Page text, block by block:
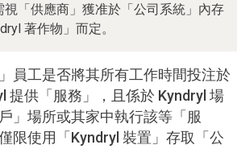
視「供應商」獲准於「公司系統」內存
著作物」而定。
」員工是否將其所有工作時間投注於
提供「服務」，且係於 Kyndryl 場
」場所或其家中執行該等「服
限使用「Kyndryl 裝置」存取「公